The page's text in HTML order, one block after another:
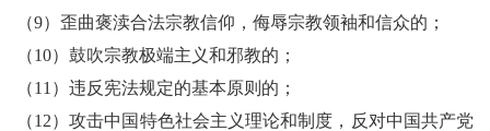
（9）歪曲褒渎合法宗教信仰，侮辱宗教领袖和信众的；
（10）鼓吹宗教极端主义和邪教的；
（11）违反宪法规定的基本原则的；
（12）攻击中国特色社会主义理论和制度，反对中国共产党